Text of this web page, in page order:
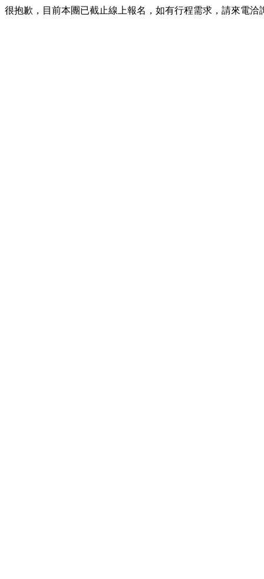
很抱歉，目前本團已截止線上報名，如有行程需求，請來電洽